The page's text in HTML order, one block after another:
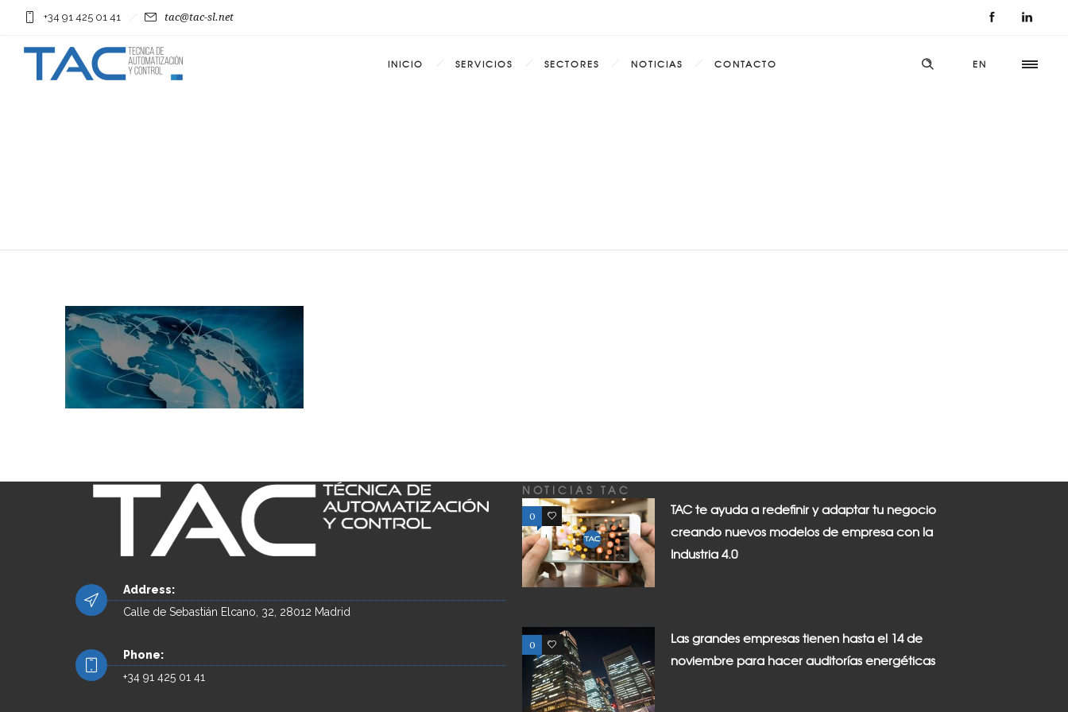
+34 91 425 01 41 tac@tac-sl.net
EN
INICIO SERVICIOS SECTORES NOTICIAS CONTACTO
Address:
Calle de Sebastián Elcano, 32, 28012 Madrid
Phone:
+34 91 425 01 41
NOTICIAS TAC
0 0
TAC te ayuda a redefinir y adaptar tu negocio
creando nuevos modelos de empresa con la
Industria 4.0
0 0
Las grandes empresas tienen hasta el 14 de
noviembre para hacer auditorías energéticas